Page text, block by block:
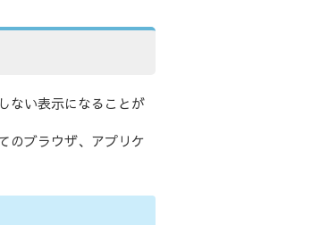
ない表示になることが
のブラウザ、アプリケ